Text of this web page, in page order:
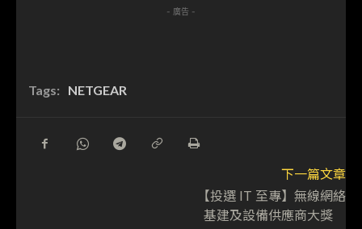
- 廣告 -
Tags: NETGEAR
下一篇文章
【投選 IT 至專】無線網絡
基建及設備供應商大獎